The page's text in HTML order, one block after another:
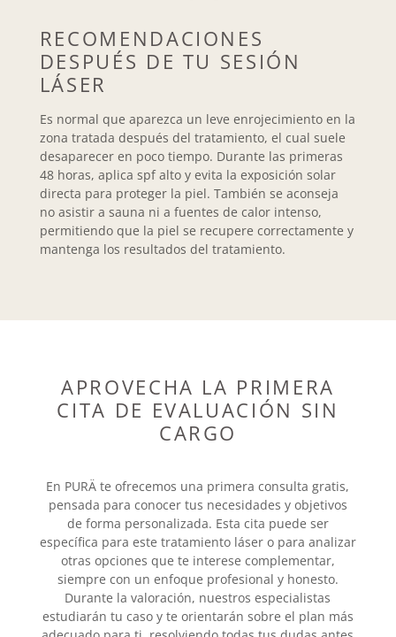
RECOMENDACIONES
DESPUÉS DE TU SESIÓN
LÁSER
Es normal que aparezca un leve enrojecimiento en la
zona tratada después del tratamiento, el cual suele
desaparecer en poco tiempo. Durante las primeras
48 horas, aplica spf alto y evita la exposición solar
directa para proteger la piel. También se aconseja
no asistir a sauna ni a fuentes de calor intenso,
permitiendo que la piel se recupere correctamente y
mantenga los resultados del tratamiento.
APROVECHA LA PRIMERA
CITA DE EVALUACIÓN SIN
CARGO
En PURÄ te ofrecemos una primera consulta gratis,
pensada para conocer tus necesidades y objetivos
de forma personalizada. Esta cita puede ser
específica para este tratamiento láser o para analizar
otras opciones que te interese complementar,
siempre con un enfoque profesional y honesto.
Durante la valoración, nuestros especialistas
estudiarán tu caso y te orientarán sobre el plan más